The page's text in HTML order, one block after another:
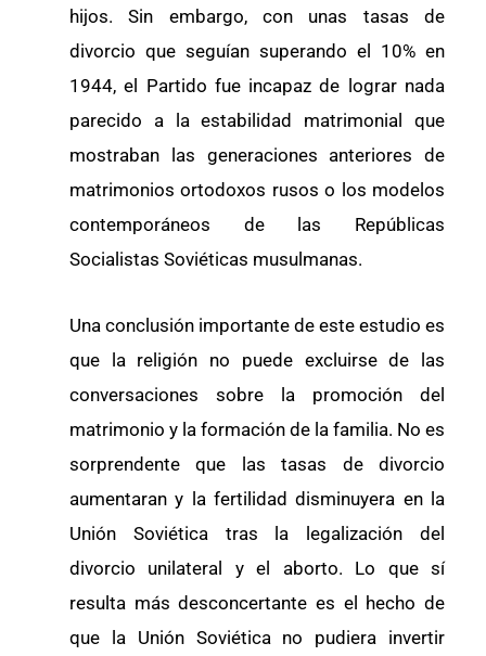
hijos. Sin embargo, con unas tasas de
divorcio que seguían superando el 10% en
1944, el Partido fue incapaz de lograr nada
parecido a la estabilidad matrimonial que
mostraban las generaciones anteriores de
matrimonios ortodoxos rusos o los modelos
contemporáneos de las Repúblicas
Socialistas Soviéticas musulmanas.
Una conclusión importante de este estudio es
que la religión no puede excluirse de las
conversaciones sobre la promoción del
matrimonio y la formación de la familia. No es
sorprendente que las tasas de divorcio
aumentaran y la fertilidad disminuyera en la
Unión Soviética tras la legalización del
divorcio unilateral y el aborto. Lo que sí
resulta más desconcertante es el hecho de
que la Unión Soviética no pudiera invertir